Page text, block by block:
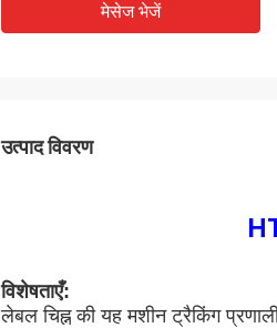
मेसेज भेजें
उत्पाद विवरण
विशेषताएँ:
लेबल चिह्न की यह मशीन ट्रैकिंग